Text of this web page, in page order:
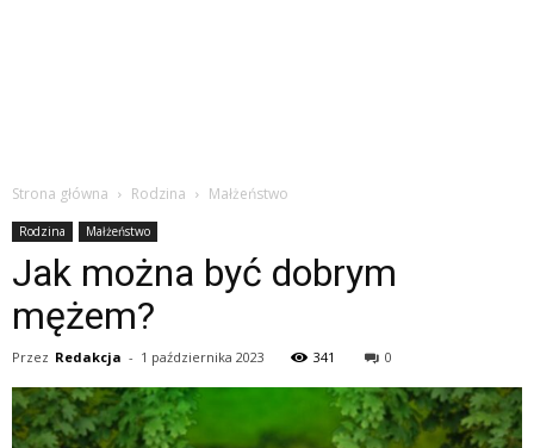
Strona główna Rodzina Małżeństwo
Rodzina Małżeństwo
Jak można być dobrym
mężem?
Przez Redakcja - 1 października 2023 341 0